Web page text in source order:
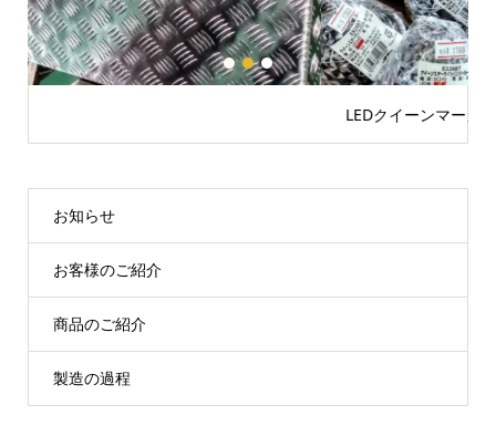
1 2 3
お知らせ
お客様のご紹介
商品のご紹介
製造の過程